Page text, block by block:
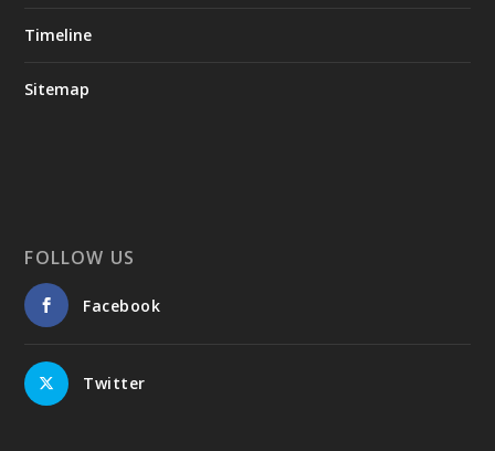
Timeline
Sitemap
FOLLOW US
Facebook
Twitter